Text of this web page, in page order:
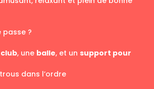
passe ?
club, une balle, et un support pour
dans l’ordre